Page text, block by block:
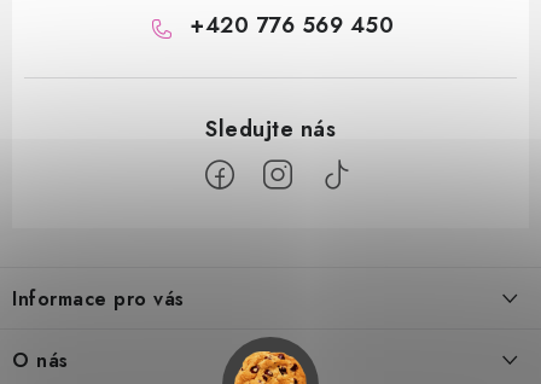
+420 776 569 450
p
a
Informace pro vás
O nás